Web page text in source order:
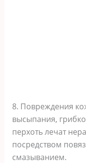
8. Повреждения
высыпания,
перхоть лечат
посредством
смазыванием.